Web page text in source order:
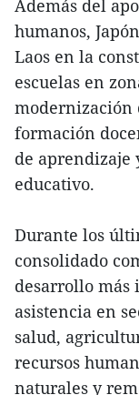
Además del
humanos,
Laos en la
escuelas en
modernización
formación
de
educativo.
Durante los
consolidado
desarrollo más
asistencia en
salud,
recursos
naturales y